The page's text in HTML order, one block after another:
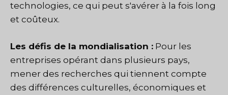
technologies, ce qui peut s'avérer à la fois long
et coûteux.
Les défis de la mondialisation : Pour les
entreprises opérant dans plusieurs pays,
mener des recherches qui tiennent compte
des différences culturelles, économiques et